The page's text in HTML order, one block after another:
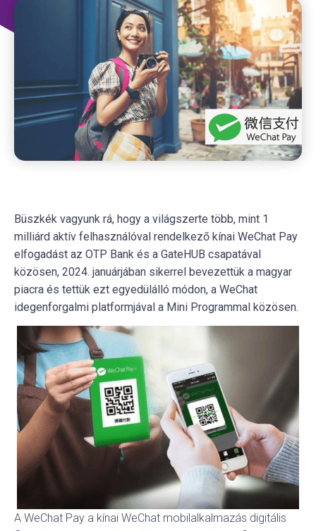
Büszkék vagyunk rá, hogy a világszerte több, mint 1
milliárd aktív felhasználóval rendelkező kínai WeChat Pay
elfogadást az OTP Bank és a GateHUB csapatával
közösen, 2024. januárjában sikerrel bevezettük a magyar
piacra és tettük ezt egyedülálló módon, a WeChat
idegenforgalmi platformjával a Mini Programmal közösen.
A WeChat Pay a kínai WeChat mobilalkalmazás digitális